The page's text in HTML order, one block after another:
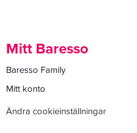
Mitt Baresso
Baresso Family
Mitt konto
Ändra cookieinställningar